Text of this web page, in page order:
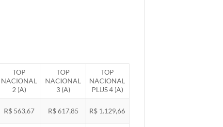
TOP
NACIONAL
2 (A)
TOP
NACIONAL
3 (A)
TOP
NACIONAL
PLUS 4 (A)
R$ 563,67 R$ 617,85 R$ 1.129,66